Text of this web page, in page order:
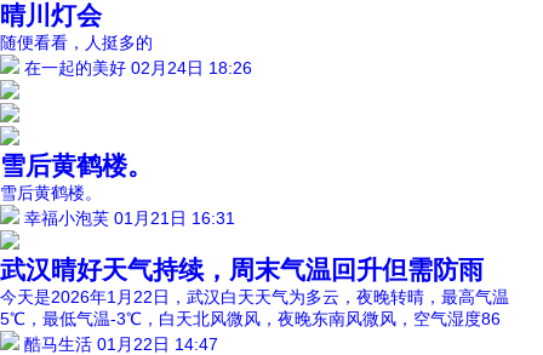
晴川灯会
随便看看，人挺多的
在一起的美好 02月24日 18:26
雪后黄鹤楼。
雪后黄鹤楼。
幸福小泡芙 01月21日 16:31
武汉晴好天气持续，周末气温回升但需防雨
今天是2026年1月22日，武汉白天天气为多云，夜晚转晴，最高气温
5℃，最低气温-3℃，白天北风微风，夜晚东南风微风，空气湿度86
酷马生活 01月22日 14:47